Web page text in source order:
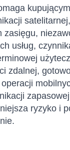
zasięgu,
usług,
zdalnej,
ryzyko i